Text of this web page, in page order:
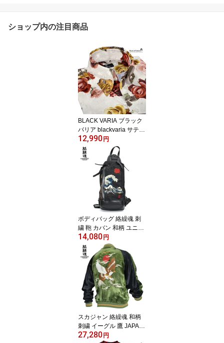
ショップ内の注目商品
BLACK VARIA ブラック
バリア blackvaria サテン
シャツ ドレスシャツ ス
キッパー 薔薇柄 ボタニ
カル ジャガード ボタン
ダウン 日本製 メンズ me
ns ファッション おしゃ
れ 柄シャツ 派手(ホワイ
ト白) 251105
12,990円
ボディバッグ 絡繰魂 刺
繍 鞄 カバン 和柄 ユニセ
ックス からくりだましい
(神奈川沖浪裏 ブラック
黒) 253904
14,080円
スカジャン 絡繰魂 和柄
刺繍 イーグル 鷹 JAPAN
リバーシブル ユニセック
27,280円